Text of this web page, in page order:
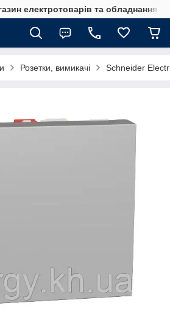
електротоварів та обладнання
Розетки, вимикачі Schneider